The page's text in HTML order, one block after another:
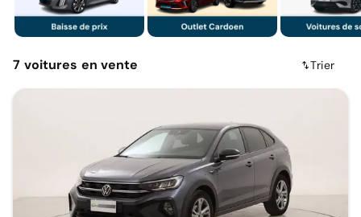
7 voitures en vente Trier